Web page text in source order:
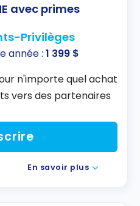
avec primes
Privilèges
année :1 399 $
n'importe quel achat
vers des partenaires
En savoir plus